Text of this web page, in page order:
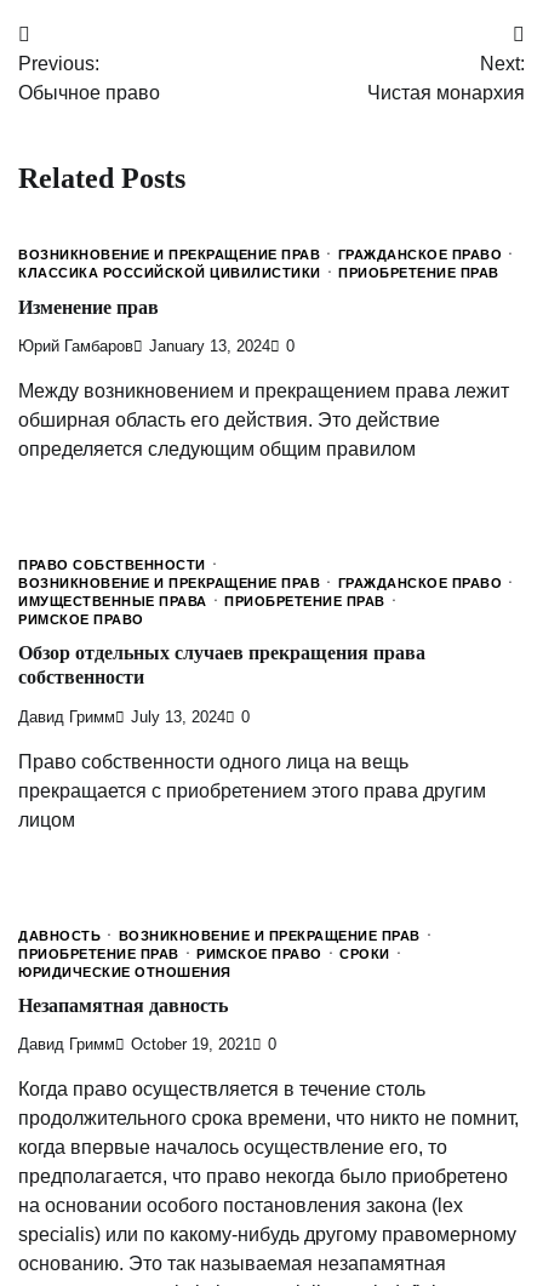
Post
navigation
Previous:
Обычное право
Next:
Чистая монархия
Related Posts
ВОЗНИКНОВЕНИЕ И ПРЕКРАЩЕНИЕ ПРАВ
ГРАЖДАНСКОЕ ПРАВО
КЛАССИКА РОССИЙСКОЙ ЦИВИЛИСТИКИ
ПРИОБРЕТЕНИЕ ПРАВ
Изменение прав
Юрий Гамбаров January 13, 2024 0
Между возникновением и прекращением права лежит
обширная область его действия. Это действие
определяется следующим общим правилом
ПРАВО СОБСТВЕННОСТИ
ВОЗНИКНОВЕНИЕ И ПРЕКРАЩЕНИЕ ПРАВ
ГРАЖДАНСКОЕ ПРАВО
ИМУЩЕСТВЕННЫЕ ПРАВА
ПРИОБРЕТЕНИЕ ПРАВ
РИМСКОЕ ПРАВО
Обзор отдельных случаев прекращения права
собственности
Давид Гримм July 13, 2024 0
Право собственности одного лица на вещь
прекращается с приобретением этого права другим
лицом
ДАВНОСТЬ
ВОЗНИКНОВЕНИЕ И ПРЕКРАЩЕНИЕ ПРАВ
ПРИОБРЕТЕНИЕ ПРАВ
РИМСКОЕ ПРАВО
СРОКИ
ЮРИДИЧЕСКИЕ ОТНОШЕНИЯ
Незапамятная давность
Давид Гримм October 19, 2021 0
Когда право осуществляется в течение столь
продолжительного срока времени, что никто не помнит,
когда впервые началось осуществление его, то
предполагается, что право некогда было приобретено
на основании особого постановления закона (lex
specialis) или по какому-нибудь другому правомерному
основанию. Это так называемая незапамятная